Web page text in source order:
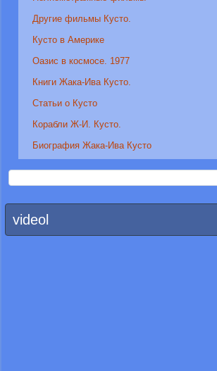
Другие фильмы Кусто.
Кусто в Америке
Оазис в космосе. 1977
Книги Жака-Ива Кусто.
Статьи о Кусто
Корабли Ж-И. Кусто.
Биография Жака-Ива Кусто
videol